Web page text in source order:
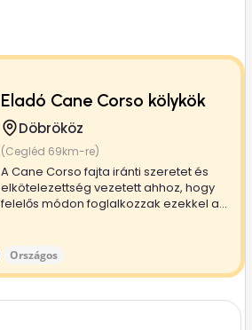
Eladó Cane Corso kölykök
Döbrököz
(Cegléd 69km-re)
A Cane Corso fajta iránti szeretet és
elkötelezettség vezetett ahhoz, hogy
felelős módon foglalkozzak ezekkel a...
Országos